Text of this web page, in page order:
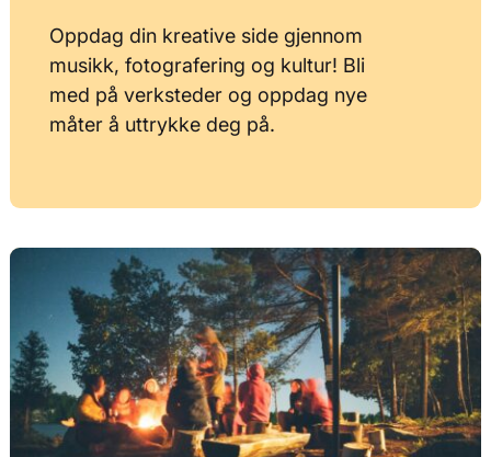
Oppdag din kreative side gjennom
musikk, fotografering og kultur! Bli
med på verksteder og oppdag nye
måter å uttrykke deg på.